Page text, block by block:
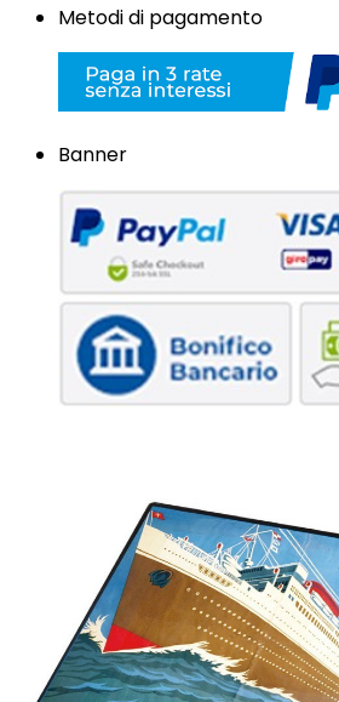
Metodi di pagamento
Banner